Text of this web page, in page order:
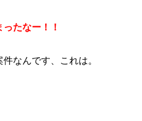
たなー！！
なんです、これは。